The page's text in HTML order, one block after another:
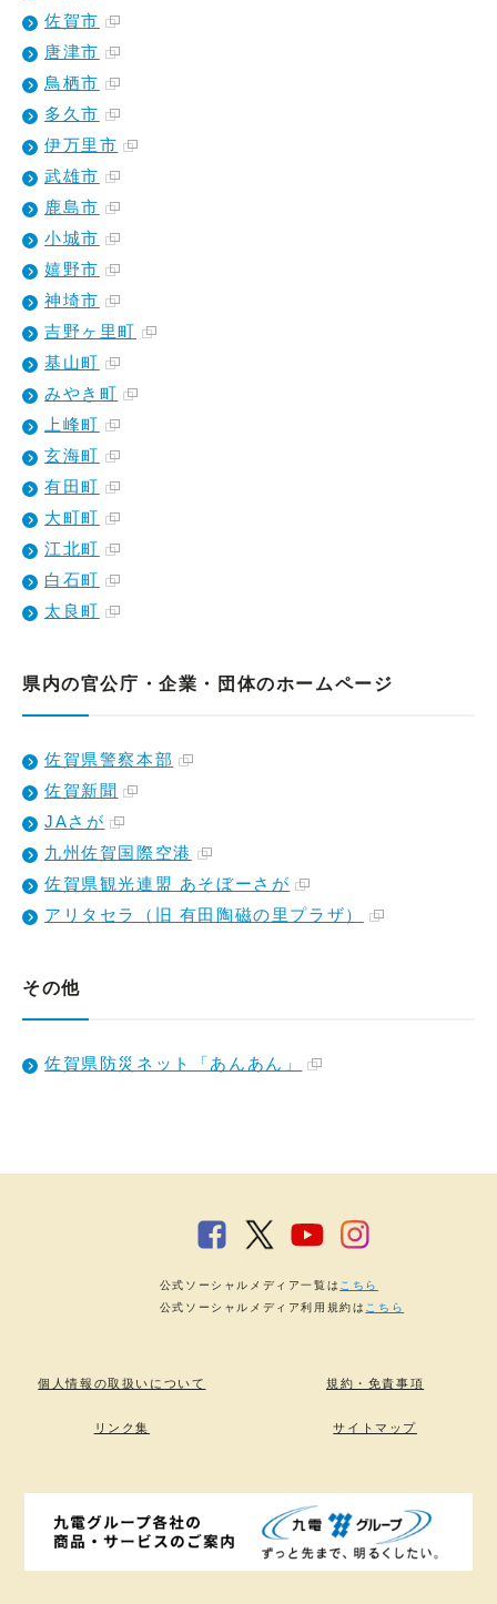
佐賀市
唐津市
鳥栖市
多久市
伊万里市
武雄市
鹿島市
小城市
嬉野市
神埼市
吉野ヶ里町
基山町
みやき町
上峰町
玄海町
有田町
大町町
江北町
白石町
太良町
県内の官公庁・企業・団体のホームページ
佐賀県警察本部
佐賀新聞
JAさが
九州佐賀国際空港
佐賀県観光連盟 あそぼーさが
アリタセラ（旧 有田陶磁の里プラザ）
その他
佐賀県防災ネット「あんあん」
個人情報の取扱いについて 規約・免責事項
リンク集 サイトマップ
公式ソーシャルメディア一覧は こちら
公式ソーシャルメディア利用規約は こちら